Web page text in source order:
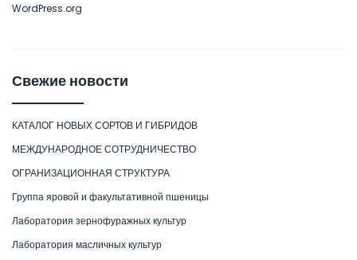
WordPress.org
Свежие новости
КАТАЛОГ НОВЫХ СОРТОВ И ГИБРИДОВ
МЕЖДУНАРОДНОЕ СОТРУДНИЧЕСТВО
ОГРАНИЗАЦИОННАЯ СТРУКТУРА
Группа яровой и факультативной пшеницы
Лаборатория зернофуражных культур
Лаборатория масличных культур